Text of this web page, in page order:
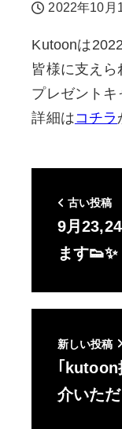
投稿日
2022年10月
Kutoonは
皆様に支え
プレゼントキ
詳細はコチラ
古い投稿
9月
ます👟✨
新しい投稿
｢kutoon
介いた